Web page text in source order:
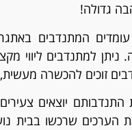
גדולה!
המתנדבים
ניתן למתנדבים ליווי
זוכים להכשרה
התנדבותם יוצאים
את הערכים שרכשו